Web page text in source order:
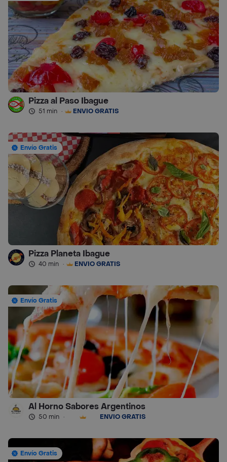
Pizza al Paso Ibague
51 min · ENVÍO GRATIS
Envío Gratis
Pizza Planeta Ibague
40 min · ENVÍO GRATIS
Envío Gratis
Al Horno Sabores Argentinos
50 min · ENVÍO GRATIS
Envío Gratis